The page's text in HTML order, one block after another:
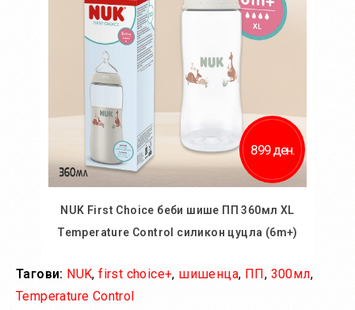
899 ден.
NUK First Choice беби шише ПП 360мл XL
Temperature Control силикон цуцла (6m+)
Во кошничка
Тагови: NUK,first choice+, шишенца, ПП , 300мл,
Temperature Control